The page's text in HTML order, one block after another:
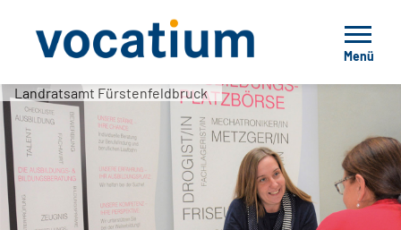
Menü
Landratsamt Fürstenfeldbruck